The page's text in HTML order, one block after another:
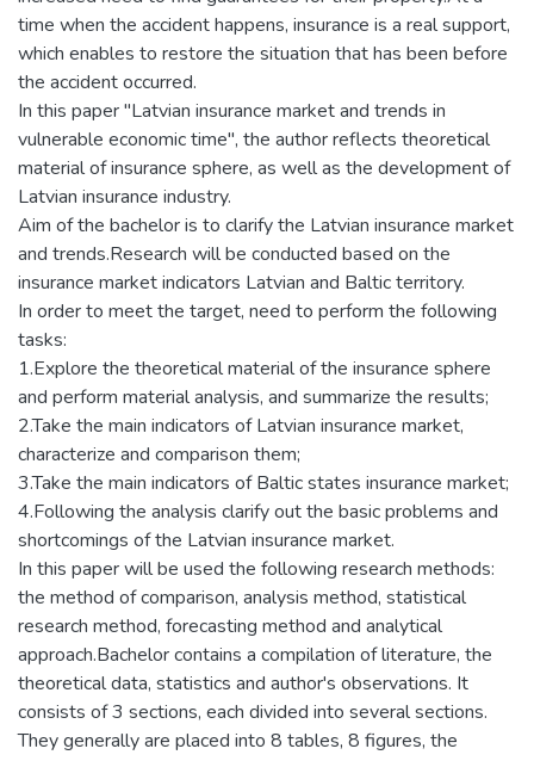
time when the accident happens, insurance is a real support,
which enables to restore the situation that has been before
the accident occurred.
In this paper "Latvian insurance market and trends in
vulnerable economic time", the author reflects theoretical
material of insurance sphere, as well as the development of
Latvian insurance industry.
Aim of the bachelor is to clarify the Latvian insurance market
and trends.Research will be conducted based on the
insurance market indicators Latvian and Baltic territory.
In order to meet the target, need to perform the following
tasks:
1.Explore the theoretical material of the insurance sphere
and perform material analysis, and summarize the results;
2.Take the main indicators of Latvian insurance market,
characterize and comparison them;
3.Take the main indicators of Baltic states insurance market;
4.Following the analysis clarify out the basic problems and
shortcomings of the Latvian insurance market.
In this paper will be used the following research methods:
the method of comparison, analysis method, statistical
research method, forecasting method and analytical
approach.Bachelor contains a compilation of literature, the
theoretical data, statistics and author's observations. It
consists of 3 sections, each divided into several sections.
They generally are placed into 8 tables, 8 figures, the